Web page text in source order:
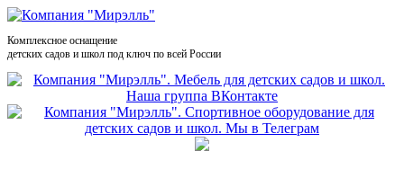
Комплексное оснащение
детских садов и школ под ключ по всей России